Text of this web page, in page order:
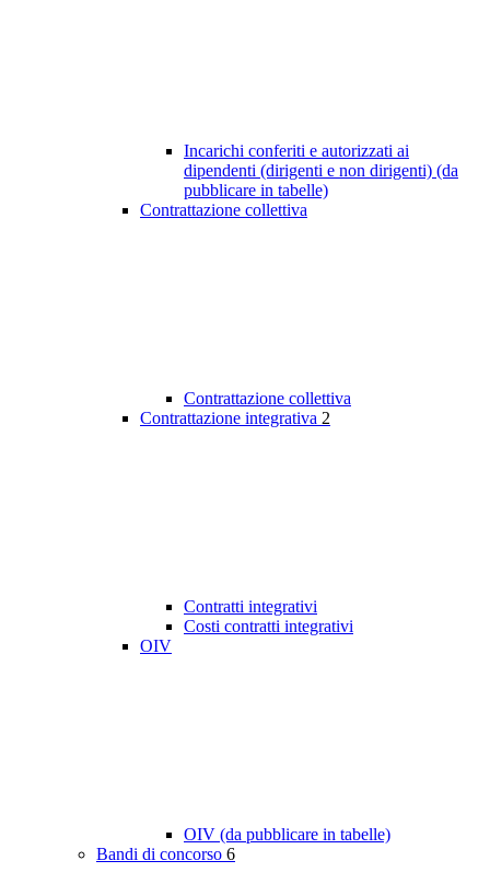
Incarichi conferiti e autorizzati ai
dipendenti (dirigenti e non dirigenti) (da
pubblicare in tabelle)
Contrattazione collettiva
Contrattazione collettiva
Contrattazione integrativa 2
Contratti integrativi
Costi contratti integrativi
OIV
OIV (da pubblicare in tabelle)
Bandi di concorso 6